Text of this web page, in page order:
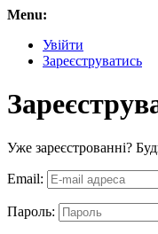
Menu:
Увійти
Зареєструватись
Уже зареєстрованні?
Email:
Пароль: